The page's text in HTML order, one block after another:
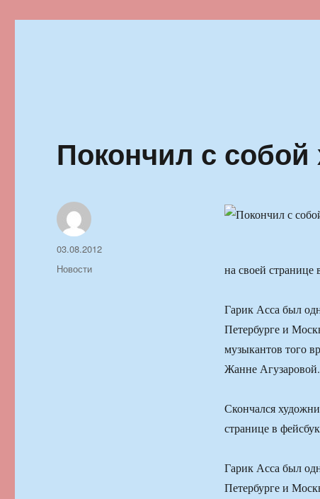
Покончил с собой
на своей странице
Гарик Асса был
Петербурге и
музыкантов того
Жанне Агузаровой.
Скончался
странице в
Гарик Асса был
Петербурге и
Автор
Опубликовано
03.08.2012
Рубрики
Новости